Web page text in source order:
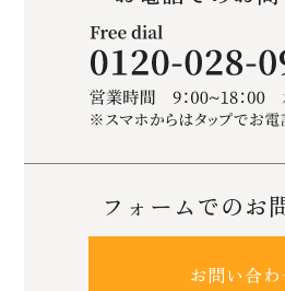
フォームでのお
お問い合わ